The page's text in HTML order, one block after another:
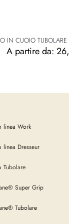
IN CUOIO
A partire da:
linea Work
Dresseur
Tubolare
Super Grip
Tubolare